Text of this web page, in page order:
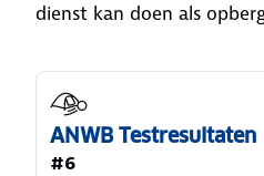
dienst kan doen als
ANWB Testresultaten
#6